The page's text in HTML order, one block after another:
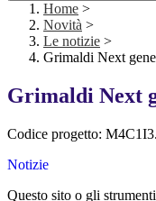
Home >
Novità >
Le notizie >
Grimaldi Next
Grimaldi Next
Codice progetto:
Notizie
Questo sito o gli